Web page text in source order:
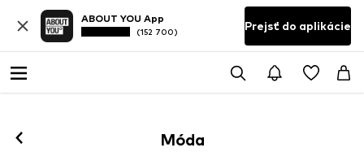
ABOUT YOU App
(152 700) Prejsť do aplikácie
Móda